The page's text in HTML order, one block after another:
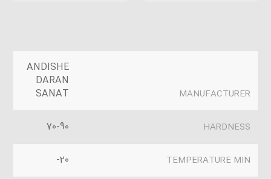
MANUFACTURER
ANDISHE
DARAN
SANAT
HARDNESS
70-90
TEMPERATURE MIN
20-